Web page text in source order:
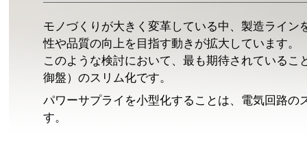
モノづくりが大きく変革している中、製造ライン
性や品質の向上を目指す動きが拡大しています。
このような検討において、最も期待されているこ
御盤）のスリム化です。
パワーサプライを小型化することは、電気回路の
す。